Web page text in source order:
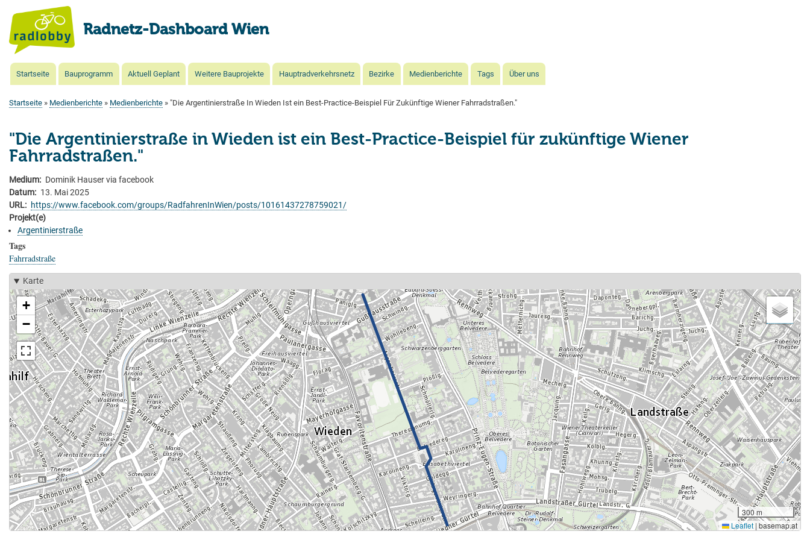
Radnetz-Dashboard Wien
MainStartseite Bauprogramm Aktuell Geplant Weitere Bauprojekte Hauptradverkehrsnetz Bezirke Medienberichte Tags Über uns
Startseite Medienberichte Medienberichte "Die Argentinierstraße In Wieden Ist ein Best-Practice-Beispiel Für Zukünftige Wiener Fahrradstraßen."
"Die Argentinierstraße in Wieden ist ein Best-Practice-Beispiel für zukünftige Wiener
Fahrradstraßen."
Medium
Dominik Hauser via facebook
Datum
13. Mai 2025
URL
https://www.facebook.com/groups/RadfahrenInWien/posts/10161437278759021/
Projekt(e)
Argentinierstraße
Tags
Fahrradstraße
Karte
+
−
300 m
Leaflet | basemap.at